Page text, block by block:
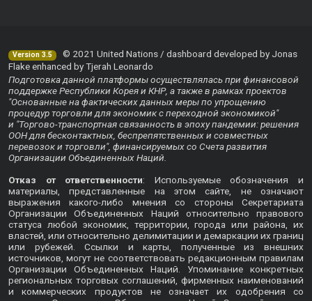
Version 3.5
© 2021 United Nations / dashboard developed by Jonas
Flake enhanced by Tjerah Leonardo
Подготовка данной платформы осуществлялась при финансовой
поддержке Республики Корея и КНР, а также в рамках проектов
"Основанные на фактических данных меры по упрощению
процедур торговли для экономик с переходной экономикой"
и "Торгово-транспортная связанность в эпоху пандемии: решения
ООН для бесконтактных, беспрепятственных и совместных
перевозок и торговли", финансируемых со Счета развития
Организации Объединенных Наций.
Отказ от ответственности: Используемые обозначения и
материалы, представленные на этом сайте, не означают
выражения какого-либо мнения со стороны Секретариата
Организации Объединенных Наций относительно правового
статуса любой экономик, территории, города или района, их
властей, или относительно делимитации и демаркации их границ
или рубежей. Ссылки и карты, полученные из внешних
источников, могут не соответствовать редакционным правилам
Организации Объединенных Наций. Упоминание конкретных
региональных торговых соглашений, фирменных наименований
и коммерческих продуктов не означает их одобрения со